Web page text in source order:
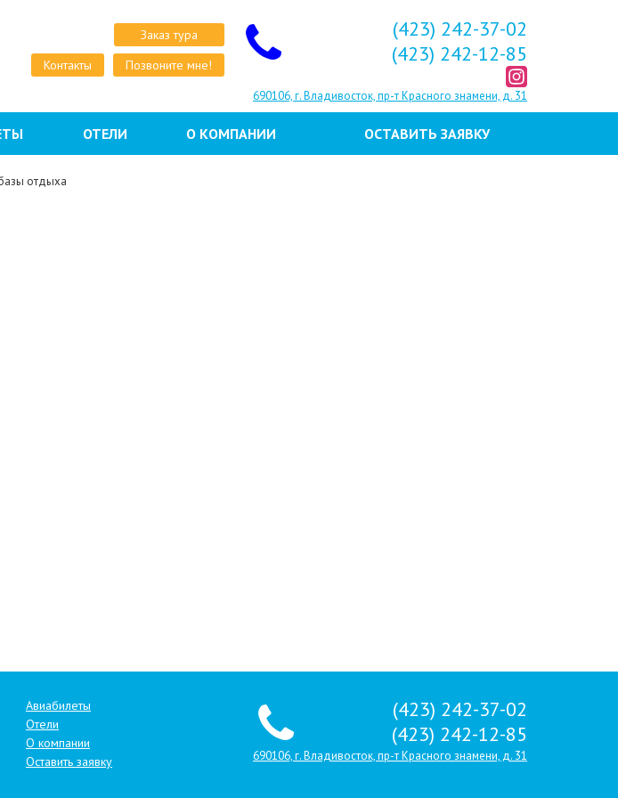
Контакты
Заказ тура
Позвоните мне!
(423) 242-37-02
(423) 242-12-85
690106, г. Владивосток, пр-т Красного знамени, д. 31
ОТЕЛИ О КОМПАНИИ ОСТАВИТЬ ЗАЯВКУ
отдыха
Авиабилеты
Отели
О компании
Оставить заявку
(423) 242-37-02
(423) 242-12-85
690106, г. Владивосток, пр-т Красного знамени, д. 31